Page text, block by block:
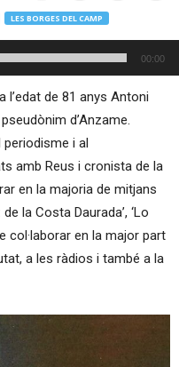
LES BORGES DEL CAMP
00:00
l’edat de 81 anys Antoni
d’Anzame.
i al
amb Reus i cronista de la
en la majoria de mitjans
la Costa Daurada’, ‘Lo
col·laborar en la major part
a les ràdios i també a la